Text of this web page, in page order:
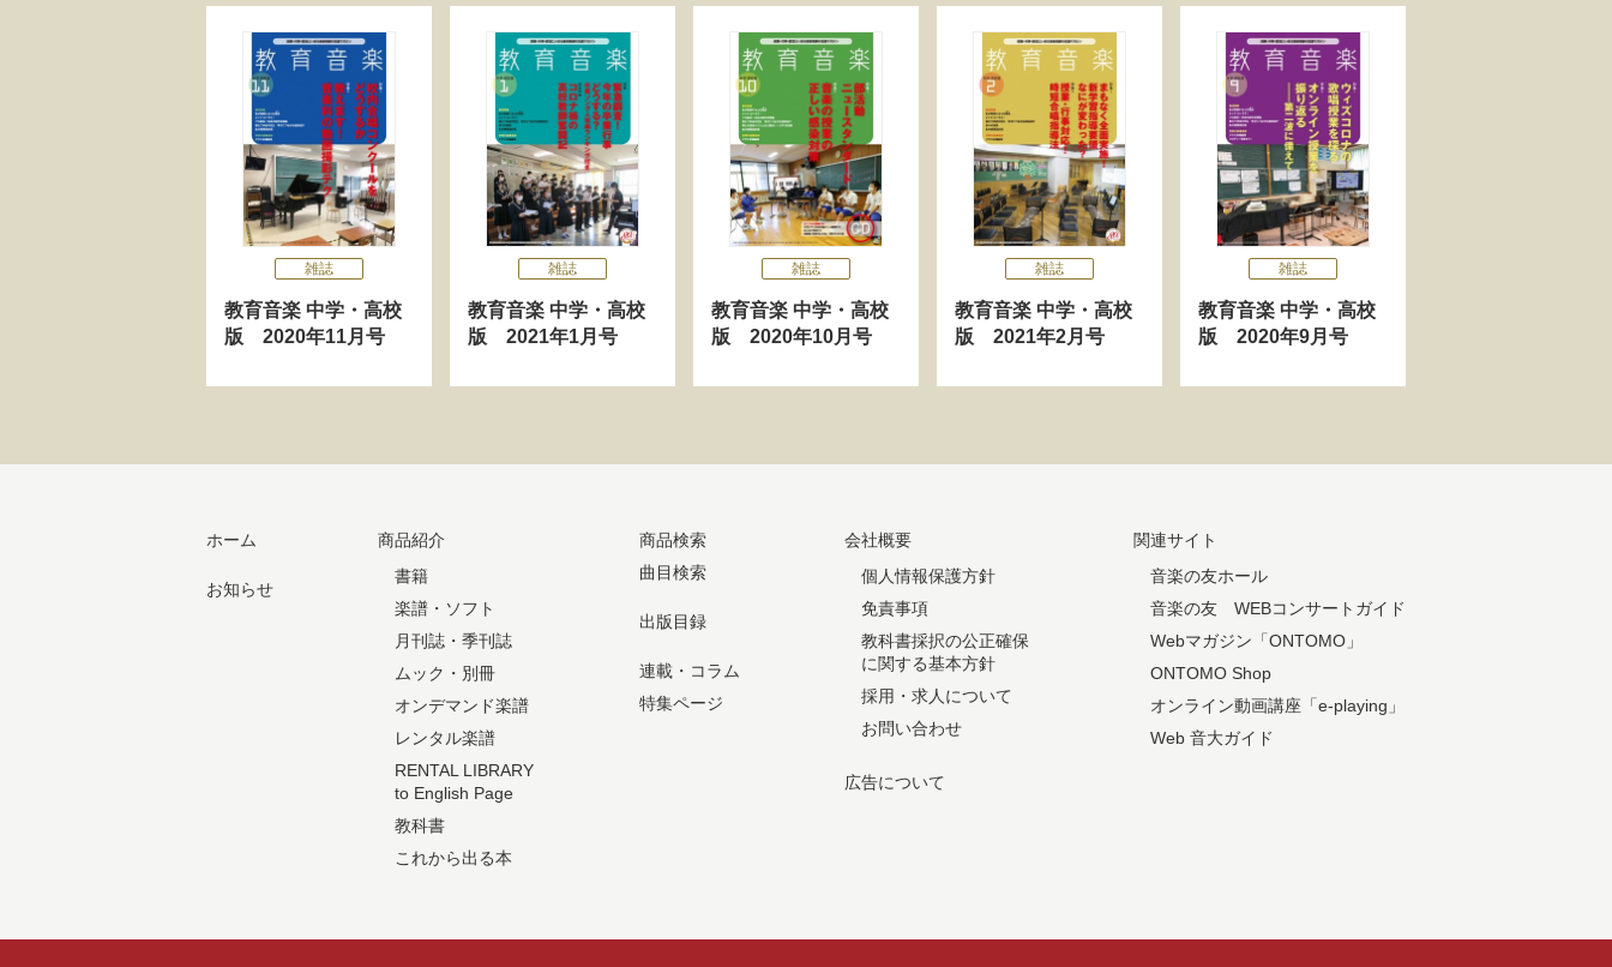
雑誌
教育音楽 中学・高校
版 2020年11月号
雑誌
教育音楽 中学・高校
版 2021年1月号
雑誌
教育音楽 中学・高校
版 2020年10月号
雑誌
教育音楽 中学・高校
版 2021年2月号
雑誌
教育音楽 中学・高校
版 2020年9月号
ホーム
お知らせ
商品紹介
書籍
楽譜・ソフト
月刊誌・季刊誌
ムック・別冊
オンデマンド楽譜
レンタル楽譜
RENTAL LIBRARY
to English Page
教科書
これから出る本
商品検索
曲目検索
出版目録
連載・コラム
特集ページ
会社概要
個人情報保護方針
免責事項
教科書採択の公正確保
に関する基本方針
採用・求人について
お問い合わせ
広告について
関連サイト
音楽の友ホール
音楽の友 WEBコンサートガイド
Webマガジン「ONTOMO」
ONTOMO Shop
オンライン動画講座「e-playing」
Web 音大ガイド